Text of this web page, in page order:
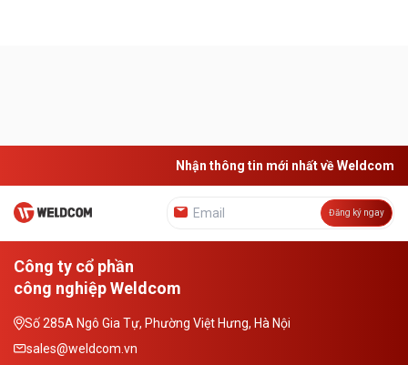
Nhận thông tin mới nhất về Weldcom
Đăng ký ngay
Công ty cổ phần
công nghiệp Weldcom
Số 285A Ngô Gia Tự, Phường Việt Hưng, Hà Nội
sales@weldcom.vn